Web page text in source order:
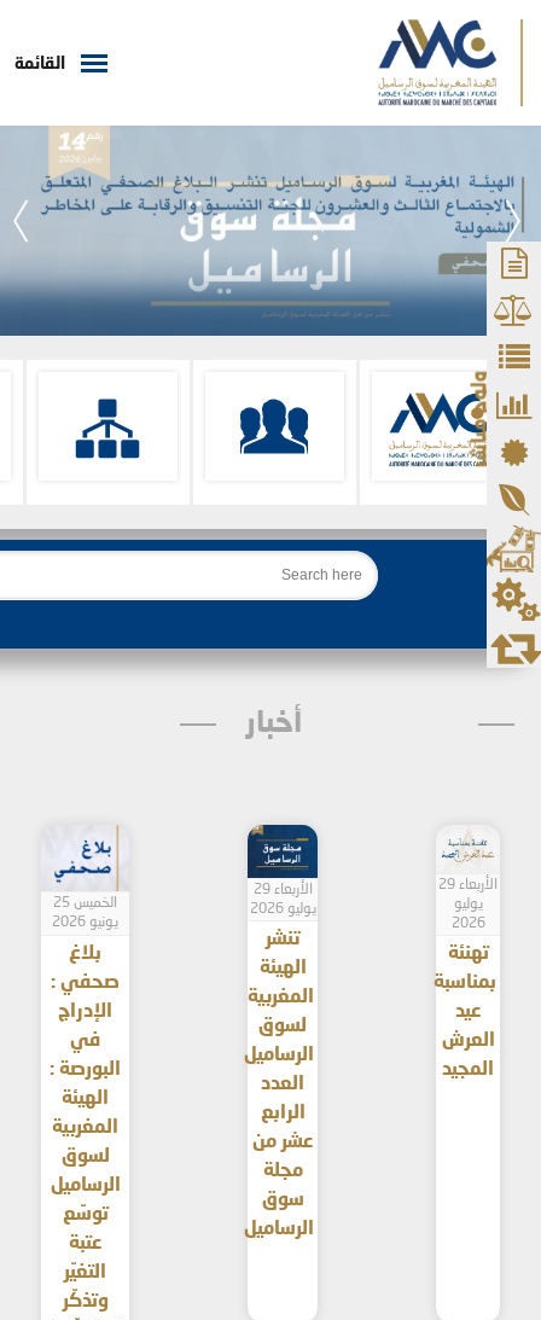
القائمة
بحث
أخبار
الأربعاء 29
يوليو
2026
تهنئة
بمناسبة
عيد
العرش
المجيد
الأربعاء 29
يوليو 2026
تنشر
الهيئة
المغربية
لسوق
الرساميل
العدد
الرابع
عشر من
مجلة
سوق
الرساميل
الخميس 25
يونيو 2026
بلاغ
صحفي :
الإدراج
في
البورصة :
الهيئة
المغربية
لسوق
الرساميل
توسّع
عتبة
التغيّر
وتذكّر
ولوج مباشر